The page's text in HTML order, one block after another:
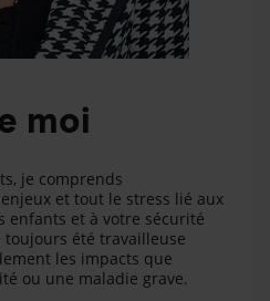
moi
je comprends
et tout le stress lié aux
enfants et à votre sécurité
été travailleuse
les impacts que
ou une maladie grave.